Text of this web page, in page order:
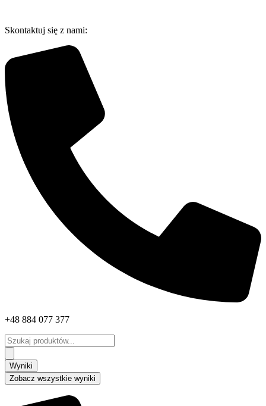
treści
Skontaktuj się z nami:
+48 884 077 377
Search
...
Wyniki
Zobacz wszystkie wyniki